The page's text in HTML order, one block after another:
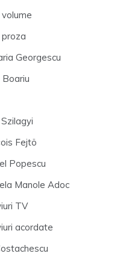
proza
Georgescu
Boariu
Fejtö
Popescu
Manole Adoc
TV
acordate